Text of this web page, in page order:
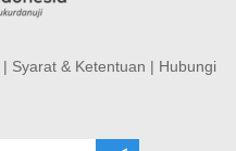
| Syarat & Ketentuan | Hubungi